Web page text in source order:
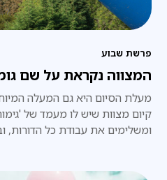
פרשת שבוע
המצווה נקראת על שם
מעלת הסיום היא גם המעלה
קיום מצוות שיש לו מעמד של
ומשלימים את עבודת כל הדורות,